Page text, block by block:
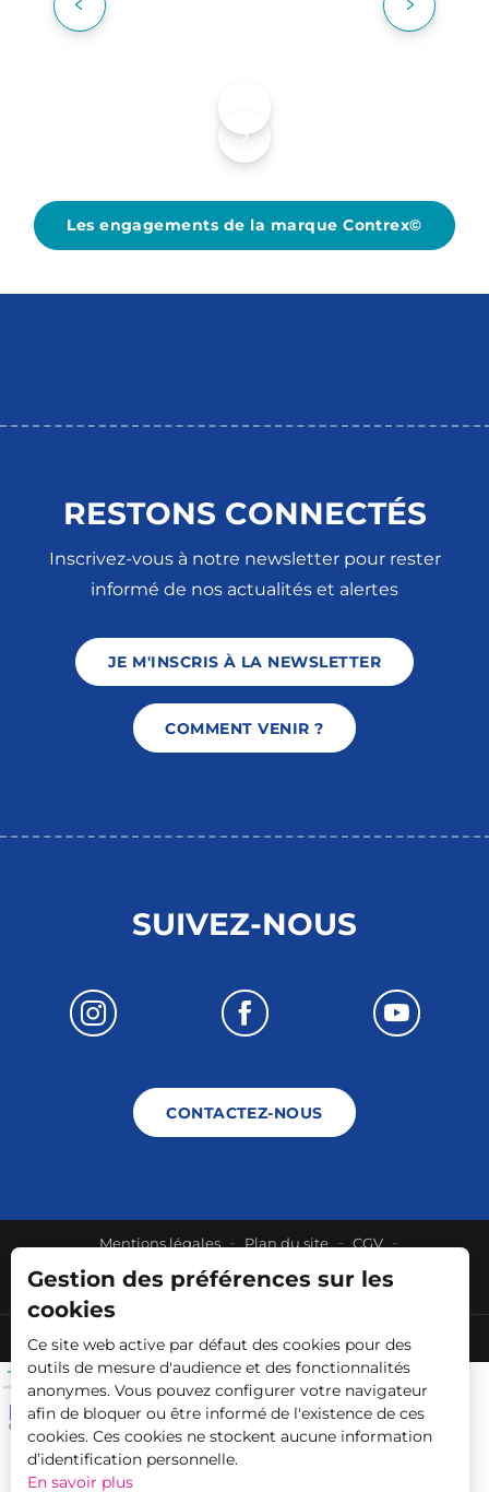
Les engagements de la marque Contrex©
RESTONS CONNECTÉS
Inscrivez-vous à notre newsletter pour rester
informé de nos actualités et alertes
JE M'INSCRIS À LA NEWSLETTER
COMMENT VENIR ?
SUIVEZ-NOUS
CONTACTEZ-NOUS
Mentions légales - Plan du site - CGV -
Accessibilité du site: non conforme
Engagements et labels C.C. Terre d'Eau
Gestion des préférences sur les
cookies
Ce site web active par défaut des cookies pour des
outils de mesure d'audience et des fonctionnalités
anonymes. Vous pouvez configurer votre navigateur
afin de bloquer ou être informé de l'existence de ces
cookies. Ces cookies ne stockent aucune information
d’identification personnelle.
En savoir plus